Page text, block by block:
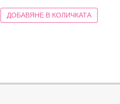
ДОБАВЯНЕ В КОЛИЧКАТА